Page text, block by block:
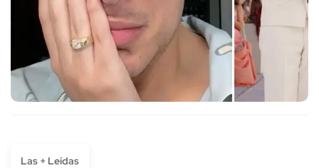
Las + Leídas